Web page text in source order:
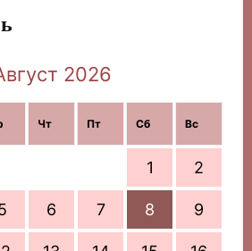
2026
Чт Пт Сб Вс
1 2
6 7 8 9